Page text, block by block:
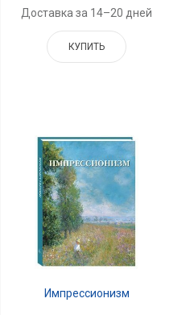
Доставка за 14–20 дней
КУПИТЬ
Импрессионизм